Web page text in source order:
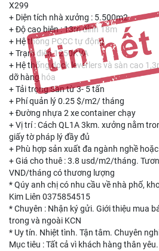
X299
+ Diện tích nhà xưởng : 5.500m2
+ Độ cao biên : 13m đỉnh 18m
+ Hệ thống PCCC tự động
+ Trạm điện 1250KVA
+ Hệ thống dock leverlers và sàn cao
dỡ hàng hóa
+ Tải trọng Sàn từ 3- 5 tấn
+ Phí quản lý 0.25 $/m2/ tháng
+ Đường nhựa 2 xe container chạy
+ Vị trí : Cách QL1A 3km. xưởng nằm
giấy tờ pháp lý đầy đủ
+ Phù hợp sản xuất đa ngành nghề
+ Giá cho thuê : 3.8 usd/m2/tháng.
VND/tháng có thương lượng
* Qúy anh chị có nhu cầu về nhà phố,
Kim Liên 0375854515
* Chuyên : Nhận ký gửi. Giới thiệu mua
trong và ngoài KCN
* Uy tín. Nhiệt tình. Tận tâm. Chuyên
Mục tiêu : Tất cả vì khách hàng thân